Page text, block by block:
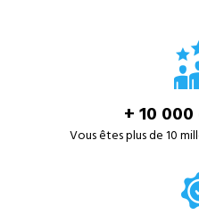
+ 10
Vous êtes plus de 10